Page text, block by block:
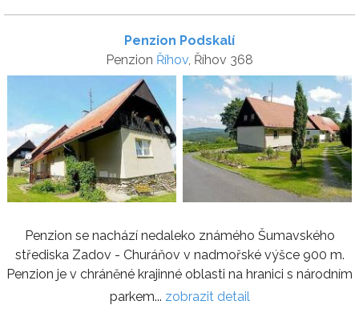
Penzion Podskalí
Penzion Říhov, Říhov 368
Penzion se nachází nedaleko známého Šumavského
střediska Zadov - Churáňov v nadmořské výšce 900 m.
Penzion je v chráněné krajinné oblasti na hranici s národním
parkem... zobrazit detail